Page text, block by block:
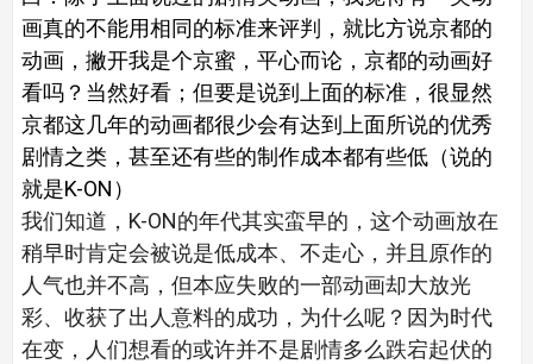
画真的不能用相同的标准来评判，就比方说京都的
动画，撇开我是个京蜜，平心而论，京都的动画好
看吗？当然好看；但要是说到上面的标准，很显然
京都这几年的动画都很少会有达到上面所说的优秀
剧情之类，甚至还有些的制作成本都有些低（说的
就是K-ON）
我们知道，K-ON的年代其实蛮早的，这个动画放在
稍早时肯定会被说是低成本、不走心，并且原作的
人气也并不高，但本应失败的一部动画却大放光
彩、收获了出人意料的成功，为什么呢？因为时代
在变，人们想看的或许并不是剧情多么跌宕起伏的